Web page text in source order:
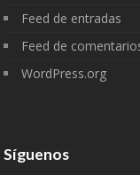
Feed de entradas
Feed de
WordPress.org
Síguenos